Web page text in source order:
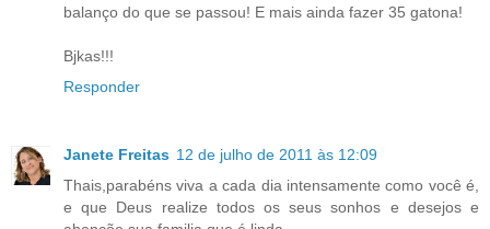
balanço do que se passou! E mais ainda fazer 35 gatona!
Bjkas!!!
Responder
Janete Freitas 12 de julho de 2011 às 12:09
Thais,parabéns viva a cada dia intensamente como você é,
e que Deus realize todos os seus sonhos e desejos e